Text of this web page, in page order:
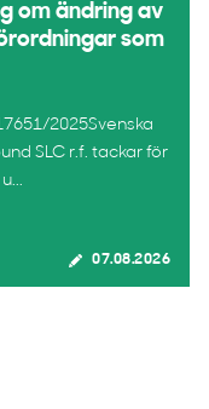
om ändring av
som
2025Svenska
SLC r.f. tackar för
07.08.2026